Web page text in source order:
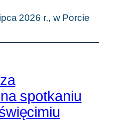
2026 r., w Porcie
spotkaniu